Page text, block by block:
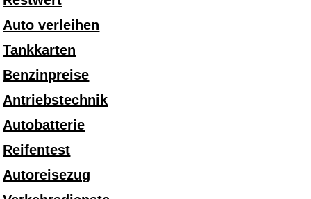
Auto verleihen
Tankkarten
Benzinpreise
Antriebstechnik
Autobatterie
Reifentest
Autoreisezug